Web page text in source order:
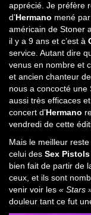
apprécié. Je préfère
d’Hermano mené
américain de Stoner
il y a 9 ans et c’est à
service. Autant dire
venus en nombre et
et ancien chanteur
nous a concocté une
aussi très efficaces
concert d’Hermano
vendredi de cette
Mais le meilleur
celui des Sex Pistols
bien fait de partir de
ceux, et ils sont
venir voir les « Stars
douleur tant ce fut